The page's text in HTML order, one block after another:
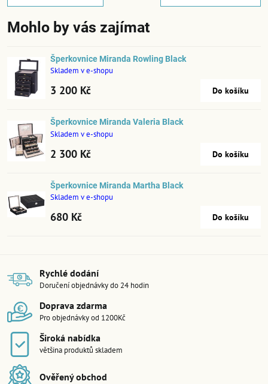
Mohlo by vás zajímat
Šperkovnice Miranda Rowling Black
Skladem v e-shopu
3 200 Kč Do košíku
Šperkovnice Miranda Valeria Black
Skladem v e-shopu
2 300 Kč Do košíku
Šperkovnice Miranda Martha Black
Skladem v e-shopu
680 Kč Do košíku
Rychlé dodání
Doručení objednávky do 24 hodin
Doprava zdarma
Pro objednávky od 1200Kč
Široká nabídka
většina produktů skladem
Ověřený obchod